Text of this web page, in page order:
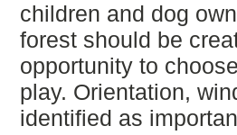
children and dog
forest should be
opportunity to
play. Orientation,
identified as